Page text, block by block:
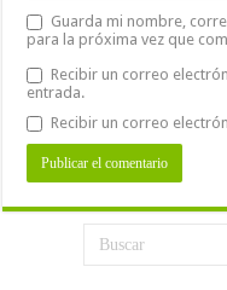
Guarda mi nombre,
para la próxima vez que
Recibir un correo
entrada.
Recibir un correo